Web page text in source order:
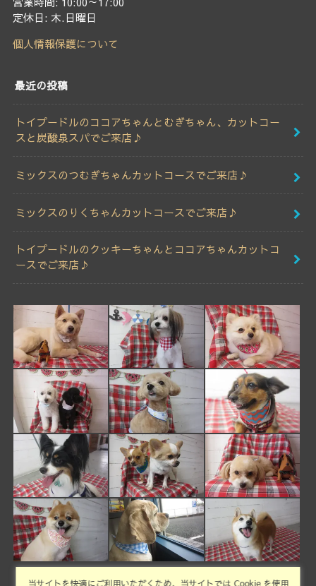
定休日: 木.日曜日
個人情報保護について
最近の投稿
トイプードルのココアちゃんとむぎちゃん、カットコー
スと炭酸泉スパでご来店♪
ミックスのつむぎちゃんカットコースでご来店♪
ミックスのりくちゃんカットコースでご来店♪
トイプードルのクッキーちゃんとココアちゃんカットコ
ースでご来店♪
当サイトを快適にご利用いただくため、当サイトでは Cookie を使用